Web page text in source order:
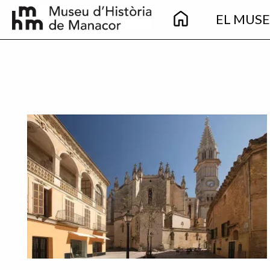
Pasar al contenido principal
Main
navigation
EL